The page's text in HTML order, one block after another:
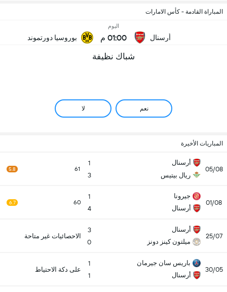
المباراة القادمة - كأس الامارات
أرسنال
اليوم
01:00 م بوروسيا دورتموند
شباك نظيفة
نعم لا
المباريات الأخيرة
05/08
أرسنال
ريال بيتيس
1
3
61
5.8
01/08
جيرونا
أرسنال
1
4
60
6.7
25/07
أرسنال
ميلتون كينز دونز
3
0
الاحصائيات غير متاحة
30/05
باريس سان جيرمان
أرسنال
1
1
على دكة الاحتياط